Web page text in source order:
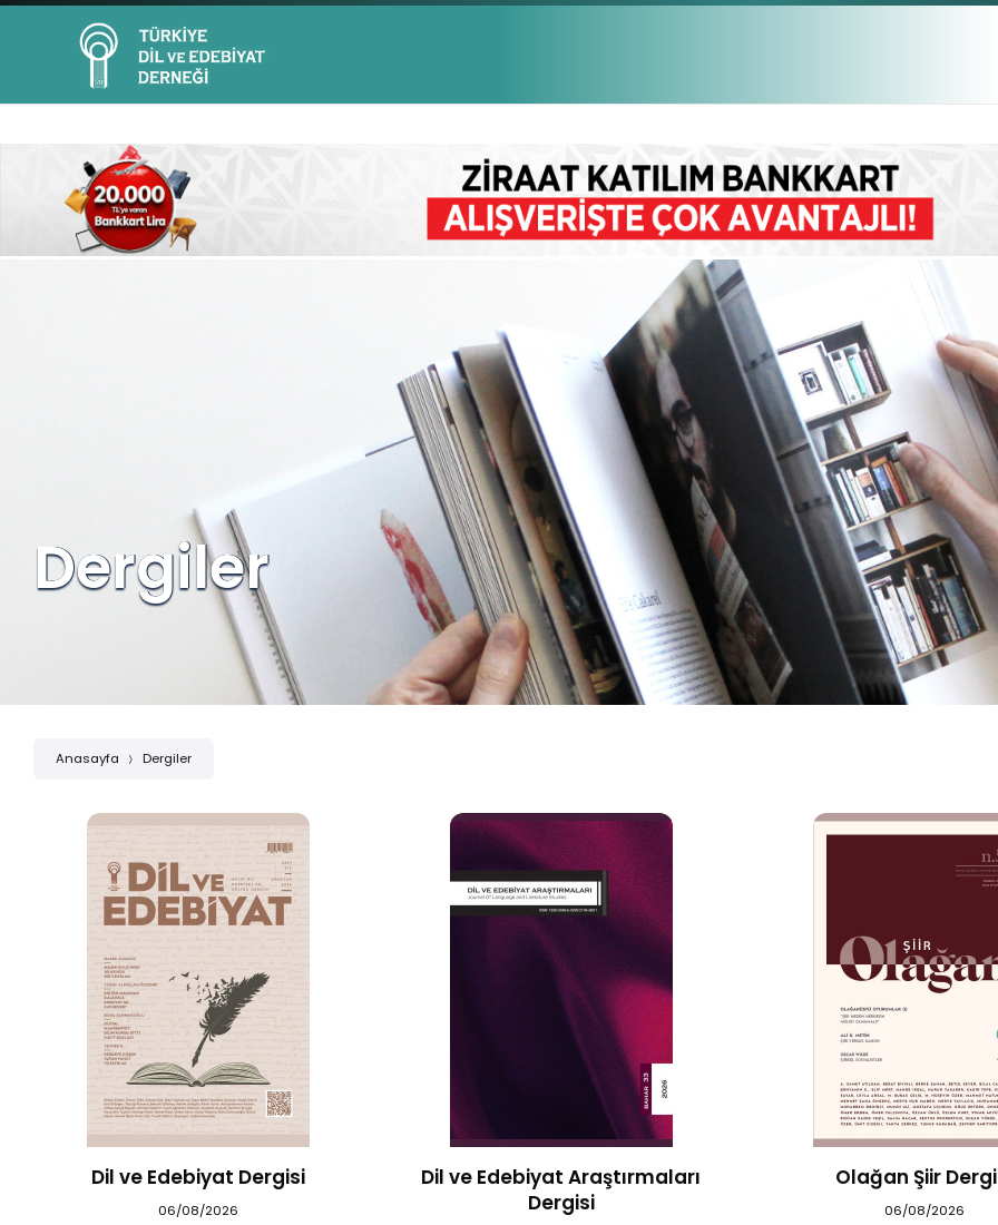
Dergiler
Anasayfa Dergiler
Dil ve Edebiyat Dergisi
06/08/2026
Dil ve Edebiyat Araştırmaları
Dergisi
Olağan Şiir
06/08/2026